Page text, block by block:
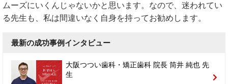
ムーズにいくんじゃないかと思います。なので、迷われてい
る先生も、私は間違いなく自身を持ってお勧めします。
最新の成功事例インタビュー
大阪つつい歯科・矯正歯科 院長 筒井 純也 先
生